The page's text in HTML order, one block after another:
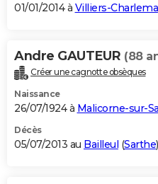
01/01/2014 à Villiers-
Andre GAUTEUR (88
Créer une cagnotte obsèques
Naissance
26/07/1924 à Malicorne-sur-
Décès
05/07/2013 au Bailleul (Sarthe)